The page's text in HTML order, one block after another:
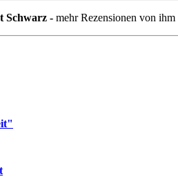
Schwarz - mehr Rezensionen von